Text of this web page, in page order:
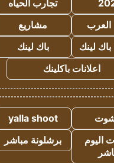
تجارب الحياه
العرب
مشاريع
باك لينك
باك لينك
اعلانات باكلينك
شوت
yalla shoot
اليوم
برشلونة مباشر